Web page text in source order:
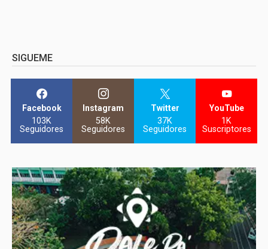
SIGUEME
Facebook
103K
Seguidores
Instagram
58K
Seguidores
Twitter
37K
Seguidores
YouTube
1K
Suscriptores